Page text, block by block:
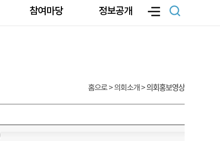
참여마당 정보공개
홈으로> 의회소개 >의회홍보영상